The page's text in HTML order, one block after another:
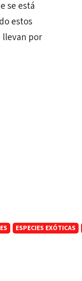
se está
estos
por
ESPECIES EXÓTICAS